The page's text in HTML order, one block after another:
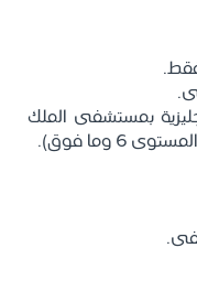
بمستشفى الملك
وما فوق).